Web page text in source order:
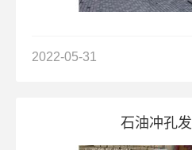
2022-05-31
石油冲孔